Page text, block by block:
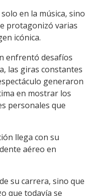
en la música, sino
protagonizó varias
icónica.
enfrentó desafíos
las giras constantes
generaron
en mostrar los
personales que
llega con su
aéreo en
su carrera, sino que
que todavía se